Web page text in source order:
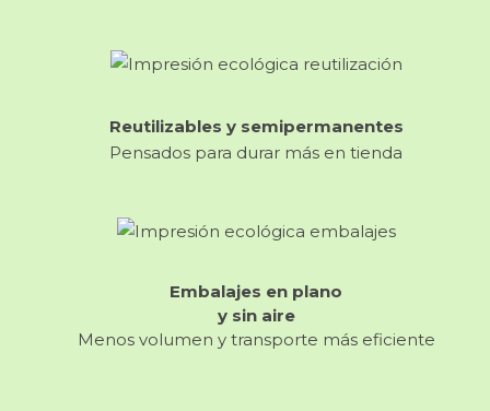
Reutilizables y semipermanentes
Pensados para durar más en tienda
Embalajes en plano
y sin aire
Menos volumen y transporte más eficiente